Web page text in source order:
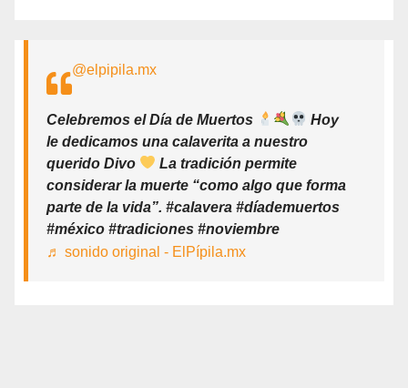
@elpipila.mx
Celebremos el Día de Muertos
Hoy
le dedicamos una calaverita a nuestro
querido Divo
La tradición permite
considerar la muerte “como algo que forma
parte de la vida”. #calavera #díademuertos
#méxico #tradiciones #noviembre
♬ sonido original - ElPípila.mx